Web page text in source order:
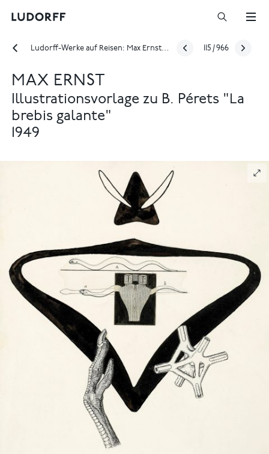
Ludorff-Werke auf Reisen: Max Ernst und Hans Bellmer im Taipei Fine Arts Museum 115 /966
MAX ERNST
Illustrationsvorlage zu B. Pérets "La
brebis galante"
1949